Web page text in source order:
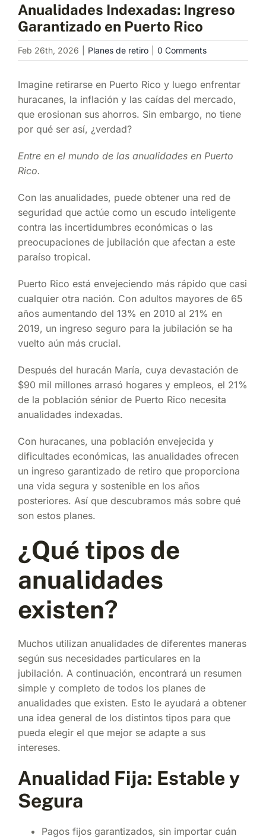
Anualidades Indexadas: Ingreso
Garantizado en Puerto Rico
Feb 26th, 2026 Planes de retiro 0 Comments
Imagine retirarse en Puerto Rico y luego enfrentar
huracanes, la inflación y las caídas del mercado,
que erosionan sus ahorros. Sin embargo, no tiene
por qué ser así, ¿verdad?
Entre en el mundo de las anualidades en Puerto
Rico.
Con las anualidades, puede obtener una red de
seguridad que actúe como un escudo inteligente
contra las incertidumbres económicas o las
preocupaciones de jubilación que afectan a este
paraíso tropical.
Puerto Rico está envejeciendo más rápido que casi
cualquier otra nación. Con adultos mayores de 65
años aumentando del 13% en 2010 al 21% en
2019, un ingreso seguro para la jubilación se ha
vuelto aún más crucial.
Después del huracán María, cuya devastación de
$90 mil millones arrasó hogares y empleos, el 21%
de la población sénior de Puerto Rico necesita
anualidades indexadas.
Con huracanes, una población envejecida y
dificultades económicas, las anualidades ofrecen
un ingreso garantizado de retiro que proporciona
una vida segura y sostenible en los años
posteriores. Así que descubramos más sobre qué
son estos planes.
¿Qué tipos de
anualidades
existen?
Muchos utilizan anualidades de diferentes maneras
según sus necesidades particulares en la
jubilación. A continuación, encontrará un resumen
simple y completo de todos los planes de
anualidades que existen. Esto le ayudará a obtener
una idea general de los distintos tipos para que
pueda elegir el que mejor se adapte a sus
intereses.
Anualidad Fija: Estable y
Segura
Pagos fijos garantizados, sin importar cuán